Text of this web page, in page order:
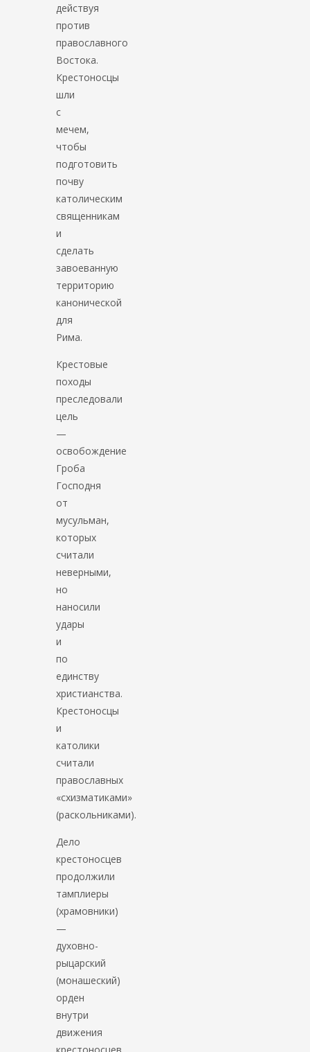
действуя
против
православного
Востока.
Крестоносцы
шли
с
мечем,
чтобы
подготовить
почву
католическим
священникам
и
сделать
завоеванную
территорию
канонической
для
Рима.
Крестовые
походы
преследовали
цель
—
освобождение
Гроба
Господня
от
мусульман,
которых
считали
неверными,
но
наносили
удары
и
по
единству
христианства.
Крестоносцы
и
католики
считали
православных
«схизматиками»
(раскольниками).
Дело
крестоносцев
продолжили
тамплиеры
(храмовники)
—
духовно-
рыцарский
(монашеский)
орден
внутри
движения